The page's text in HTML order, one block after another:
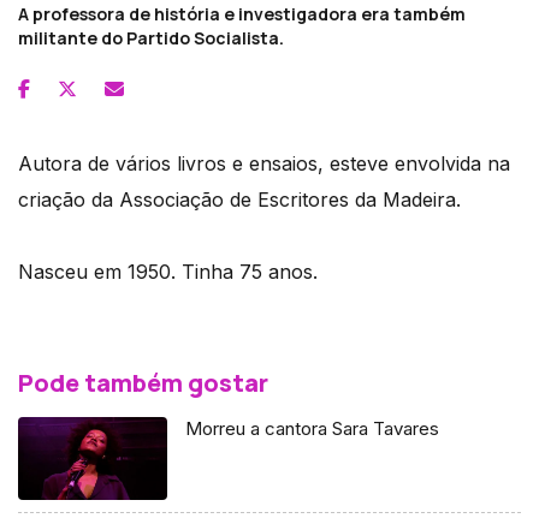
A professora de história e investigadora era também
militante do Partido Socialista.
Autora de vários livros e ensaios, esteve envolvida na
criação da Associação de Escritores da Madeira.
Nasceu em 1950. Tinha 75 anos.
Pode também gostar
Morreu a cantora Sara Tavares